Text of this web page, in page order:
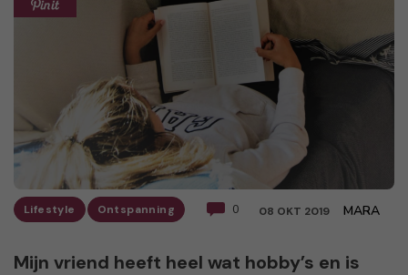
Lifestyle Ontspanning 0 08 OKT 2019 MARA
Mijn vriend heeft heel wat hobby’s en is